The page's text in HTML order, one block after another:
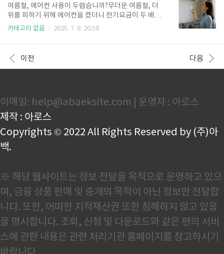
카드👆️ 국민카드👆️우리카드👆️ 하나카드👆️ 2. 온라인 신
청하기- 국민비서 알림 서비스 신청 국민비서 알림 서
비스 신청하기👆️ 3. 지역사랑 상품권 상품권앱-'지역상
품권 chak ' 앱을 설치하거나 해당 안내 사이트를 방문
여름철, 에어컨 사용이 두렵습니까?무더운 여름철, 더
위를 피하기 위해 에어컨을 켰더니 전기요금이 두 배로
나왔다면 어떨까요?혹은, 시원하지 않은 바람에 냉방
니다. 궁금한 내용들을 클릭하셔서 정보 받아가세요! 전
기요금 절약12가지 실천팁👆️ 전기요금, 얼마나 나올까?
추천 에어컨 청소서비스👆️ 청소가격비교, 전국실측가
총정리👆️ 삼성벽걸이 에어컨리모컨 설정법 완전정리👆️
LG에어컨 리모컨 완벽사용 가이드👆️ 캐리어 ..
카테고리 없음 2025. 7. 8. 20:58
이전 다음
이메일: help@abaeksite.com | 운영자 : 아로스
제작 : 아로스
Copyrights © 2022 All Rights Reserved by (주)아
백.
※ 해당 웹사이트는 정보 전달을 목적으로 운영하고 있으
며, 금융 상품 판매 및 중개의 목적이 아닌 정보만 전달합
니다. 또한, 어떠한 지적재산권 또한 침해하지 않고 있음
을 명시합니다. 조회, 신청 및 다운로드와 같은 편의 서비
스에 관한 내용은 관련 처리기관 홈페이지를 참고하시기